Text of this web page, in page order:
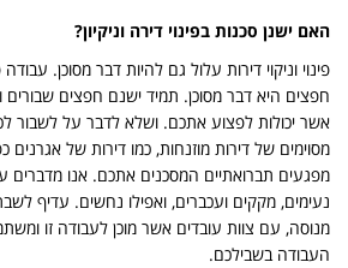
האם ישנן סכנות בפינוי דירה וניקיון?
פינוי וניקוי דירות עלול גם להיות דבר מסוכן.
חפצים היא דבר מסוכן. תמיד ישנם חפצים שבורים
אשר יכולות לפצוע אתכם. ושלא לדבר על לשבור
מסוימים של דירות מוזנחות, כמו דירות של אגרנים
מפגעים תברואתיים המסכנים אתכם. אנו מדברים
נעימים, מקקים ועכברים, ואפילו נחשים. עדיף
מנוסה, עם צוות עובדים אשר מוכן לעבודה זו
העבודה בשבילכם.